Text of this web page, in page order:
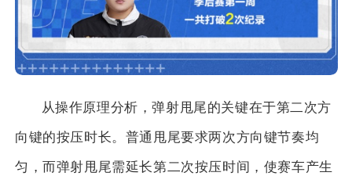
从操作原理分析，弹射甩尾的关键在于第二次方
向键的按压时长。普通甩尾要求两次方向键节奏均
匀，而弹射甩尾需延长第二次按压时间，使赛车产生